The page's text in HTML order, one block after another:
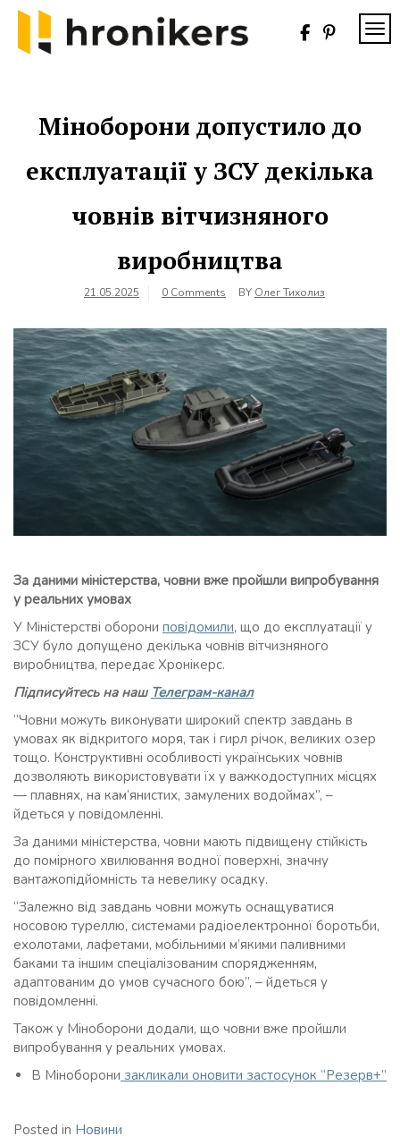
Skip
content
Міноборони допустило до
експлуатації у ЗСУ декілька
човнів вітчизняного
виробництва
21.05.2025 0 Comments BY Олег Тихолиз
За даними міністерства, човни вже пройшли випробування
у реальних умовах
У Міністерстві оборони повідомили, що до експлуатації у
ЗСУ було допущено декілька човнів вітчизняного
виробництва, передає Хронікерс.
Підписуйтесь на наш Телеграм-канал
“Човни можуть виконувати широкий спектр завдань в
умовах як відкритого моря, так і гирл річок, великих озер
тощо. Конструктивні особливості українських човнів
дозволяють використовувати їх у важкодоступних місцях
— плавнях, на кам’янистих, замулених водоймах”, –
йдеться у повідомленні.
За даними міністерства, човни мають підвищену стійкість
до помірного хвилювання водної поверхні, значну
вантажопідйомність та невелику осадку.
“Залежно від завдань човни можуть оснащуватися
носовою туреллю, системами радіоелектронної боротьби,
ехолотами, лафетами, мобільними м’якими паливними
баками та іншим спеціалізованим спорядженням,
адаптованим до умов сучасного бою”, – йдеться у
повідомленні.
Також у Міноборони додали, що човни вже пройшли
випробування у реальних умовах.
В Міноборони закликали оновити застосунок “Резерв+”
Posted in Новини